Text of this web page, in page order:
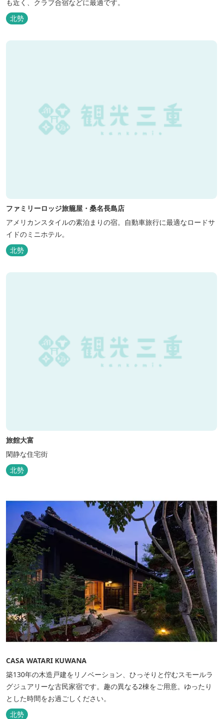
も近く、クラブ合宿などに最適です。
北勢
ファミリーロッジ旅籠屋・桑名長島店
アメリカンスタイルの素泊まりの宿。自動車旅行に最適なロードサ
イドのミニホテル。
北勢
旅館大富
閑静な住宅街
北勢
CASA WATARI KUWANA
築130年の木造戸建をリノベーション、ひっそりと佇むスモールラ
グジュアリーな古民家宿です。趣の異なる2棟をご用意。ゆったり
とした時間をお過ごしください。
北勢